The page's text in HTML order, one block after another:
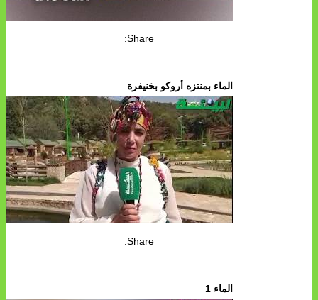
Share:
الماء بمنتزه أروكو بخنيفرة
Share:
الماء 1